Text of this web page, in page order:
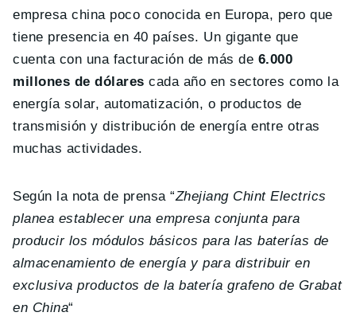
empresa china poco conocida en Europa, pero que
tiene presencia en 40 países. Un gigante que
cuenta con una facturación de más de 6.000
millones de dólares cada año en sectores como la
energía solar, automatización, o productos de
transmisión y distribución de energía entre otras
muchas actividades.
Según la nota de prensa “Zhejiang Chint Electrics
planea establecer una empresa conjunta para
producir los módulos básicos para las baterías de
almacenamiento de energía y para distribuir en
exclusiva productos de la batería grafeno de Grabat
en China“